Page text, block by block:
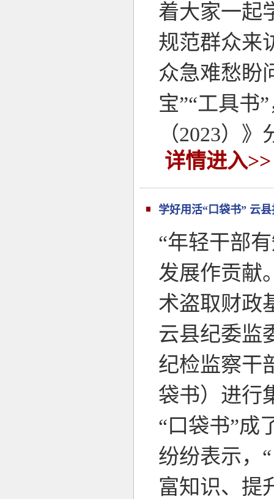
着大家一起
规范群众来
众急难愁盼
宝”“工具书
（2023）
详情进入>>
学好用活“口袋书” 云
“年轻干部
发展作贡献
术盗取财政
云县纪委监
纪检监察干
袋书）进行
“口袋书”成
纷纷表示，
富知识、提